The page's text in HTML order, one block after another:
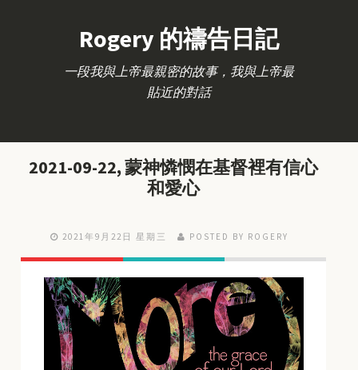
Rogery 的禱告日記
一段我與上帝最親密的故事，我與上帝最
貼近的對話
2021-09-22, 蒙神憐憫在基督裡有信心
和愛心
2021年9月22日 星期三 POSTED BY ROGERY